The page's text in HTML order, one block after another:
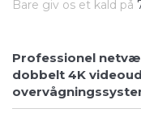
Bare giv os et kald på
Professionel
dobbelt 4K